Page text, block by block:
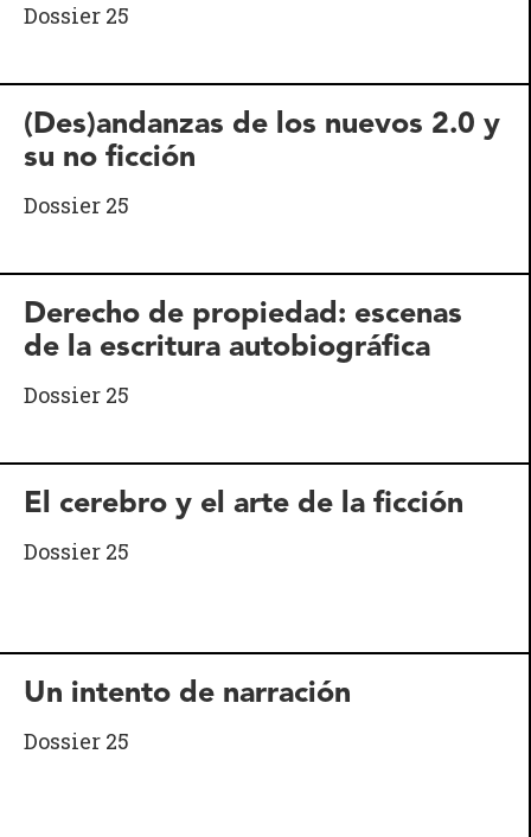
Dossier 25
(Des)andanzas de los nuevos 2.0 y
su no ficción
Dossier 25
Derecho de propiedad: escenas
de la escritura autobiográfica
Dossier 25
El cerebro y el arte de la ficción
Dossier 25
Un intento de narración
Dossier 25